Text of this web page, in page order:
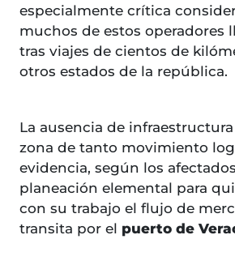
especialmente crítica
muchos de estos operadores
tras viajes de cientos de
otros estados de la república.
La ausencia de
zona de tanto movimiento
evidencia, según los
planeación elemental para
con su trabajo el flujo de
transita por el puerto de